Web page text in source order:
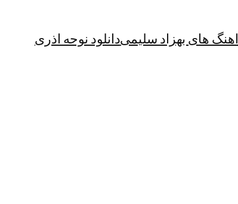
اهنگ های بهزاد سلیمیدانلود نوحه اذری